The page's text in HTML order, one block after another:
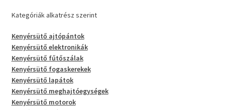
Kategóriák alkatrész szerint
Kenyérsütő ajtópántok
Kenyérsütő elektronikák
Kenyérsütő fűtőszálak
Kenyérsütő fogaskerekek
Kenyérsütő lapátok
Kenyérsütő meghajtóegységek
Kenyérsütő motorok